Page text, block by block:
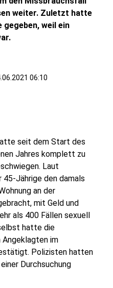
weiter. Zuletzt hatte
gegeben, weil ein
06:10
seit dem Start des
Jahres komplett zu
Laut
Jährige den damals
an der
mit Geld und
als 400 Fällen sexuell
hatte die
Angeklagten im
Polizisten hatten
Durchsuchung